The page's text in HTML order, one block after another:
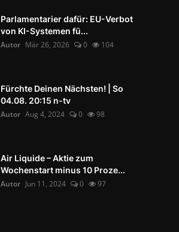
Parlamentarier dafür: EU-Verbot
von KI-Systemen fü...
Autor Mär 26, 2026 0 104
Fürchte Deinen Nächsten! | So
04.08. 20:15 n-tv
Autor Aug 4, 2024 0 98
Air Liquide – Aktie zum
Wochenstart minus 10 Proze...
Autor Jun 11, 2024 0 97